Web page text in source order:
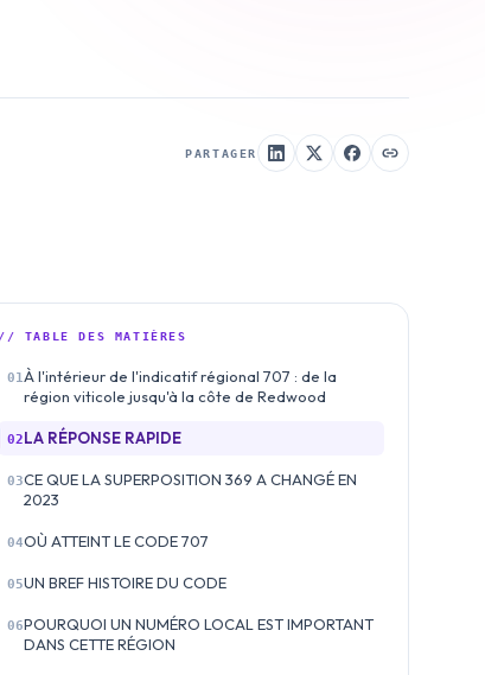
PARTAGER
// TABLE DES MATIÈRES
01À l'intérieur de l'indicatif régional 707 : de la
région viticole jusqu'à la côte de Redwood
02LA RÉPONSE RAPIDE
03CE QUE LA SUPERPOSITION 369 A CHANGÉ EN
2023
04OÙ ATTEINT LE CODE 707
05UN BREF HISTOIRE DU CODE
06POURQUOI UN NUMÉRO LOCAL EST IMPORTANT
DANS CETTE RÉGION